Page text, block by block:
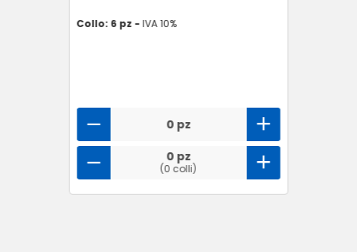
Collo: 6 pz - IVA 10%
0 pz
0 pz
(0 colli)